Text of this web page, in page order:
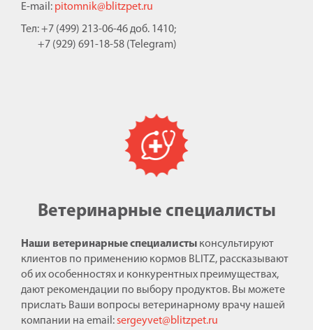
E-mail: pitomnik@blitzpet.ru
Тел: +7 (499) 213-06-46 доб. 1410;
+7 (929) 691-18-58 (Telegram)
Ветеринарные специалисты
Наши ветеринарные специалисты консультируют
клиентов по применению кормов BLITZ, рассказывают
об их особенностях и конкурентных преимуществах,
дают рекомендации по выбору продуктов. Вы можете
прислать Ваши вопросы ветеринарному врачу нашей
компании на email:sergeyvet@blitzpet.ru